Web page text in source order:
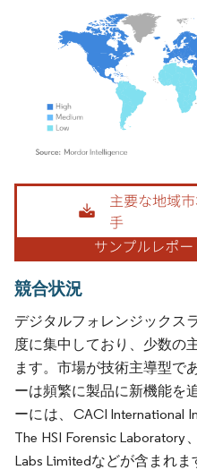
画像 © Mordor Intelligence。再利用
競合状況
デジタルフォレンジックス
度に集中しており、少数の
ます。市場が技術主導型で
ーは頻繁に製品に新機能を
ーには、CACI International
The HSI Forensic Laboratory
Labs Limitedなどが含まれま